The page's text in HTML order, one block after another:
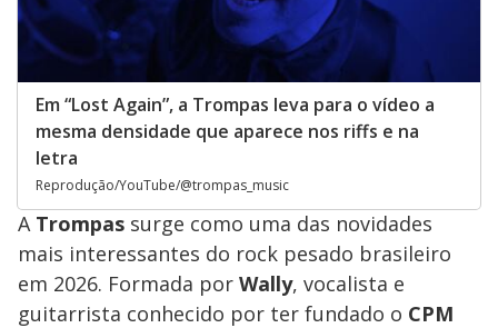
Em “Lost Again”, a Trompas leva para o vídeo a
mesma densidade que aparece nos riffs e na
letra
Reprodução/YouTube/@trompas_music
A Trompas surge como uma das novidades
mais interessantes do rock pesado brasileiro
em 2026. Formada por Wally, vocalista e
guitarrista conhecido por ter fundado o CPM